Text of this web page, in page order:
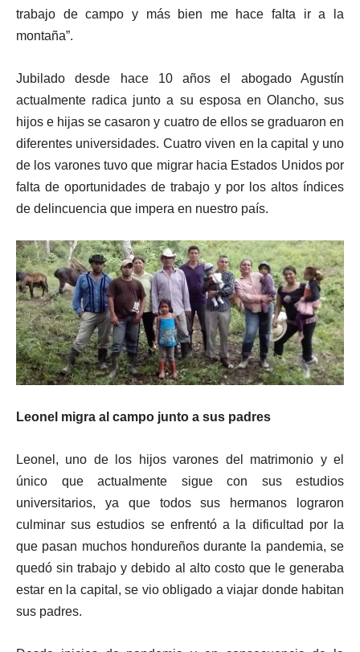
trabajo de campo y más bien me hace falta ir a la
montaña”.
Jubilado desde hace 10 años el abogado Agustín
actualmente radica junto a su esposa en Olancho, sus
hijos e hijas se casaron y cuatro de ellos se graduaron en
diferentes universidades. Cuatro viven en la capital y uno
de los varones tuvo que migrar hacia Estados Unidos por
falta de oportunidades de trabajo y por los altos índices
de delincuencia que impera en nuestro país.
Leonel migra al campo junto a sus padres
Leonel, uno de los hijos varones del matrimonio y el
único que actualmente sigue con sus estudios
universitarios, ya que todos sus hermanos lograron
culminar sus estudios se enfrentó a la dificultad por la
que pasan muchos hondureños durante la pandemia, se
quedó sin trabajo y debido al alto costo que le generaba
estar en la capital, se vio obligado a viajar donde habitan
sus padres.